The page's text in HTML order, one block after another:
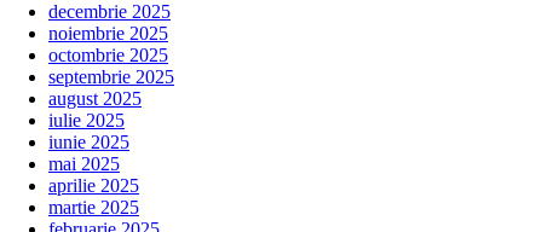
decembrie 2025
noiembrie 2025
octombrie 2025
septembrie 2025
august 2025
iulie 2025
iunie 2025
mai 2025
aprilie 2025
martie 2025